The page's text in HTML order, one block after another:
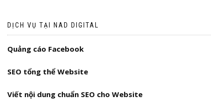
DỊCH VỤ TẠI NAD DIGITAL
Quảng cáo Facebook
SEO tổng thể Website
Viết nội dung chuẩn SEO cho Website